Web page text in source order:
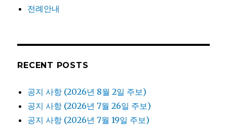
전례안내
RECENT POSTS
공지 사항 (2026년 8월 2일 주보)
공지 사항 (2026년 7월 26일 주보)
공지 사항 (2026년 7월 19일 주보)